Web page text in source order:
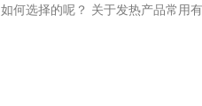
何选择的呢？ 关于发热产品常用